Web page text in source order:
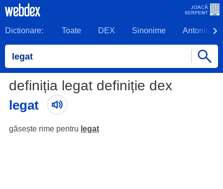
Dictionare: Toate DEX Sinonime Antonime
definiția legat definiție dex
legat
găsește rime pentru legat